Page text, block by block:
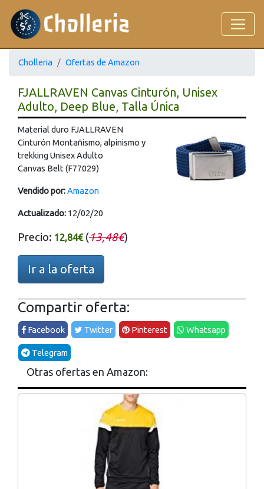
Cholleria Ofertas de Amazon
FJALLRAVEN Canvas Cinturón, Unisex
Adulto, Deep Blue, Talla Única
Material duro FJALLRAVEN
Cinturón Montañismo, alpinismo y
trekking Unisex Adulto
Canvas Belt (F77029)
Vendido por:Amazon
Actualizado: 12/02/20
Precio: 12,84€(13,48€)
Ir a la oferta
Compartir oferta:
Facebook Twitter Pinterest Whatsapp
Telegram
Otras ofertas en Amazon: